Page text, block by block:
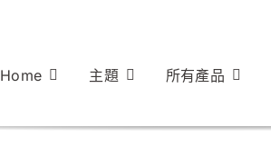
Home 主題 所有產品